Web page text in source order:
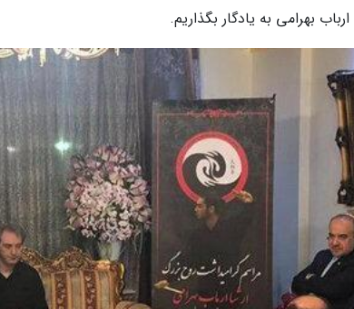
ارباب بهرامی به یادگار بگذاریم.